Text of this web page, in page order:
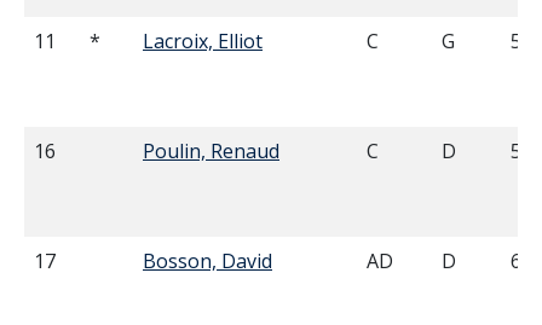
11 * Lacroix, Elliot C G
16 Poulin, Renaud C D
17 Bosson, David AD D